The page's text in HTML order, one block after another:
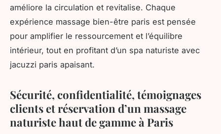
améliore la circulation et revitalise. Chaque
expérience massage bien-être paris est pensée
pour amplifier le ressourcement et l’équilibre
intérieur, tout en profitant d’un spa naturiste avec
jacuzzi paris apaisant.
Sécurité, confidentialité, témoignages
clients et réservation d’un massage
naturiste haut de gamme à Paris